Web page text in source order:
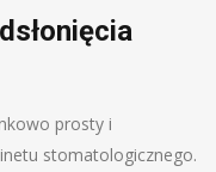
prosty i
stomatologicznego.